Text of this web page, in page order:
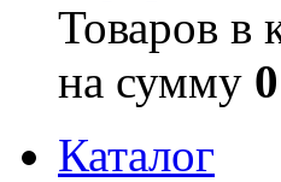
Товаров в
на сумму
Каталог